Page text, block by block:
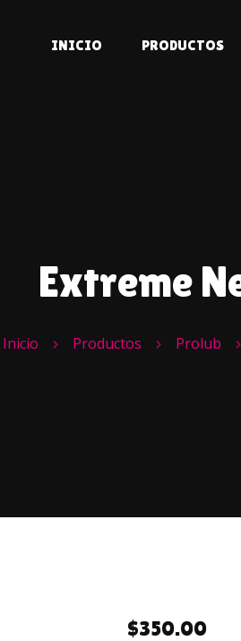
INICIO PRODUCTOS
Extreme
Inicio Productos Prolub
$350.00